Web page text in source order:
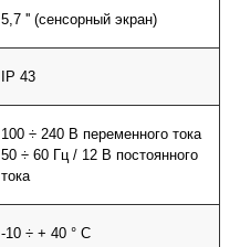
5,7 '' (сенсорный экран)
IP 43
100 ÷ 240 В переменного тока
50 ÷ 60 Гц / 12 В постоянного
тока
-10 ÷ + 40 ° C